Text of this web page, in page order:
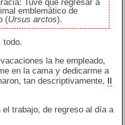
Tuve que regresar a
emblemático de
(Ursus arctos).
todo.
la he empleado,
en la cama y dedicarme a
tan descriptivamente, Il
trabajo, de regreso al día a